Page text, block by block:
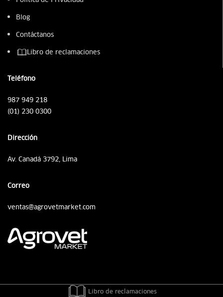
Blog
Contáctanos
Libro de reclamaciones
Teléfono
987 949 218
(01) 230 0300
Dirección
Av. Canadá 3792, Lima
Correo
ventas@agrovetmarket.com
Libro de reclamaciones